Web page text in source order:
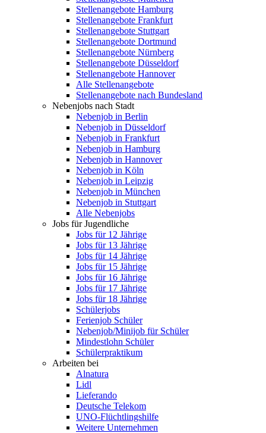
Stellenangebote Hamburg
Stellenangebote Frankfurt
Stellenangebote Stuttgart
Stellenangebote Dortmund
Stellenangebote Nürnberg
Stellenangebote Düsseldorf
Stellenangebote Hannover
Alle Stellenangebote
Stellenangebote nach Bundesland
Nebenjobs nach Stadt
Nebenjob in Berlin
Nebenjob in Düsseldorf
Nebenjob in Frankfurt
Nebenjob in Hamburg
Nebenjob in Hannover
Nebenjob in Köln
Nebenjob in Leipzig
Nebenjob in München
Nebenjob in Stuttgart
Alle Nebenjobs
Jobs für Jugendliche
Jobs für 12 Jährige
Jobs für 13 Jährige
Jobs für 14 Jährige
Jobs für 15 Jährige
Jobs für 16 Jährige
Jobs für 17 Jährige
Jobs für 18 Jährige
Schülerjobs
Ferienjob Schüler
Nebenjob/Minijob für Schüler
Mindestlohn Schüler
Schülerpraktikum
Arbeiten bei
Alnatura
Lidl
Lieferando
Deutsche Telekom
UNO-Flüchtlingshilfe
Weitere Unternehmen